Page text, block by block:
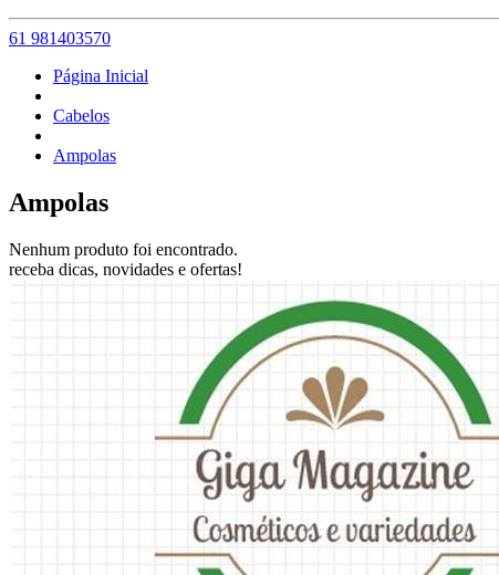
61 981403570
Página Inicial
Cabelos
Ampolas
Ampolas
Nenhum produto foi encontrado.
receba dicas, novidades e ofertas!